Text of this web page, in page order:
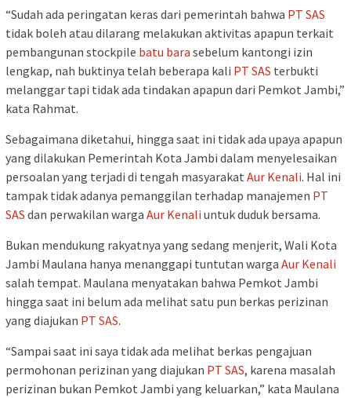
“Sudah ada peringatan keras dari pemerintah bahwa PT SAS
tidak boleh atau dilarang melakukan aktivitas apapun terkait
pembangunan stockpile batu bara sebelum kantongi izin
lengkap, nah buktinya telah beberapa kali PT SAS terbukti
melanggar tapi tidak ada tindakan apapun dari Pemkot Jambi,”
kata Rahmat.
Sebagaimana diketahui, hingga saat ini tidak ada upaya apapun
yang dilakukan Pemerintah Kota Jambi dalam menyelesaikan
persoalan yang terjadi di tengah masyarakat Aur Kenali. Hal ini
tampak tidak adanya pemanggilan terhadap manajemen PT
SAS dan perwakilan warga Aur Kenali untuk duduk bersama.
Bukan mendukung rakyatnya yang sedang menjerit, Wali Kota
Jambi Maulana hanya menanggapi tuntutan warga Aur Kenali
salah tempat. Maulana menyatakan bahwa Pemkot Jambi
hingga saat ini belum ada melihat satu pun berkas perizinan
yang diajukan PT SAS.
“Sampai saat ini saya tidak ada melihat berkas pengajuan
permohonan perizinan yang diajukan PT SAS, karena masalah
perizinan bukan Pemkot Jambi yang keluarkan,” kata Maulana